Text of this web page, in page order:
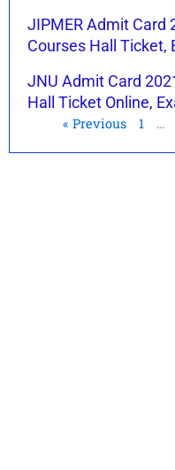
JIPMER Admit Card
Courses Hall Ticket,
JNU Admit Card
Hall Ticket Online,
« Previous 1 …